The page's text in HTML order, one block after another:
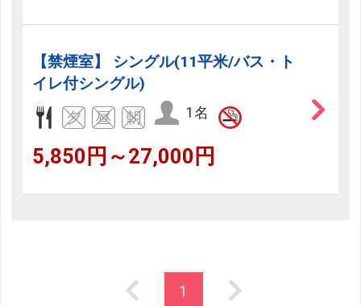
【禁煙室】 シングル(11平米/バス・ト
イレ付シングル)
1名
5,850円～27,000円
1